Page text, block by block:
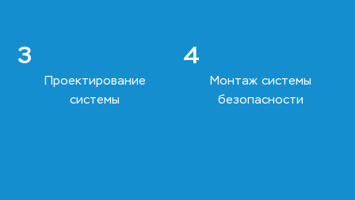
3
Проектирование
системы
4
Монтаж системы
безопасности